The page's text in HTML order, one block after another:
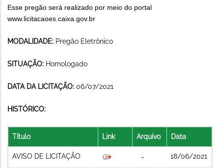
Esse pregão será realizado por meio do portal
www.licitacaoes.caixa.gov.br
MODALIDADE: Pregão Eletrônico
SITUAÇÃO: Homologado
DATA DA LICITAÇÃO: 06/07/2021
HISTÓRICO:
Título Link Arquivo Data
AVISO DE LICITAÇÃO 18/06/2021